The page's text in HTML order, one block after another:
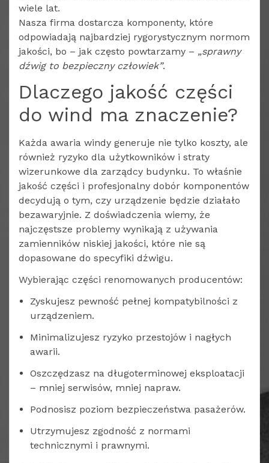
wiele lat.
Nasza firma dostarcza komponenty, które
odpowiadają najbardziej rygorystycznym normom
jakości, bo – jak często powtarzamy – „sprawny
dźwig to bezpieczny człowiek”.
Dlaczego jakość części
do wind ma znaczenie?
Każda awaria windy generuje nie tylko koszty, ale
również ryzyko dla użytkowników i straty
wizerunkowe dla zarządcy budynku. To właśnie
jakość części i profesjonalny dobór komponentów
decydują o tym, czy urządzenie będzie działało
bezawaryjnie. Z doświadczenia wiemy, że
najczęstsze problemy wynikają z używania
zamienników niskiej jakości, które nie są
dopasowane do specyfiki dźwigu.
Wybierając części renomowanych producentów:
Zyskujesz pewność pełnej kompatybilności z
urządzeniem.
Minimalizujesz ryzyko przestojów i nagłych
awarii.
Oszczędzasz na długoterminowej eksploatacji
– mniej serwisów, mniej napraw.
Podnosisz poziom bezpieczeństwa pasażerów.
Utrzymujesz zgodność z normami
technicznymi i prawnymi.